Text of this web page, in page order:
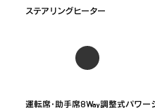
運転席・助手席8Way調整式パワ